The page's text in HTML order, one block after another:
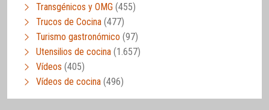
Transgénicos y OMG (455)
Trucos de Cocina (477)
Turismo gastronómico (97)
Utensilios de cocina (1.657)
Vídeos (405)
Vídeos de cocina (496)